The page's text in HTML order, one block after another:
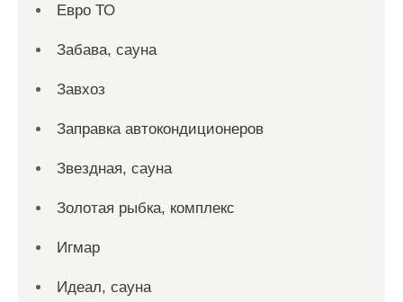
Евро ТО
Забава, сауна
Завхоз
Заправка автокондиционеров
Звездная, сауна
Золотая рыбка, комплекс
Игмар
Идеал, сауна